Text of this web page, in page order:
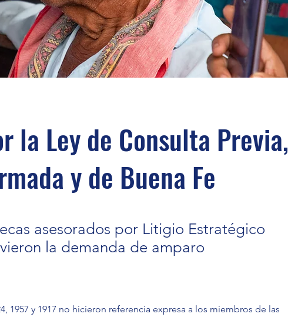
la Ley de Consulta Previa,
y de Buena Fe
asesorados por Litigio Estratégico
la demanda de amparo
1957 y 1917 no hicieron referencia expresa a los miembros de las